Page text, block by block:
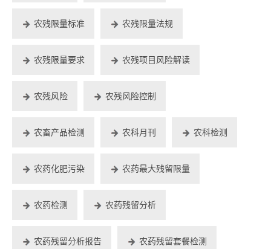
农残限量标准 农残限量法规
农残限量要求 农残项目风险解读
农残风险 农残风险控制
农畜产品检测 农科月刊 农科检测
农药化肥污染 农药最大残留限量
农药检测 农药残留分析
农药残留分析报告 农药残留套餐检测